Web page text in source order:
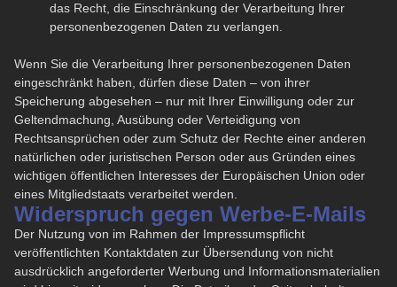
das Recht, die Einschränkung der Verarbeitung Ihrer
personenbezogenen Daten zu verlangen.
Wenn Sie die Verarbeitung Ihrer personenbezogenen Daten
eingeschränkt haben, dürfen diese Daten – von ihrer
Speicherung abgesehen – nur mit Ihrer Einwilligung oder zur
Geltendmachung, Ausübung oder Verteidigung von
Rechtsansprüchen oder zum Schutz der Rechte einer anderen
natürlichen oder juristischen Person oder aus Gründen eines
wichtigen öffentlichen Interesses der Europäischen Union oder
eines Mitgliedstaats verarbeitet werden.
Widerspruch gegen Werbe-E-Mails
Der Nutzung von im Rahmen der Impressumspflicht
veröffentlichten Kontaktdaten zur Übersendung von nicht
ausdrücklich angeforderter Werbung und Informationsmaterialien